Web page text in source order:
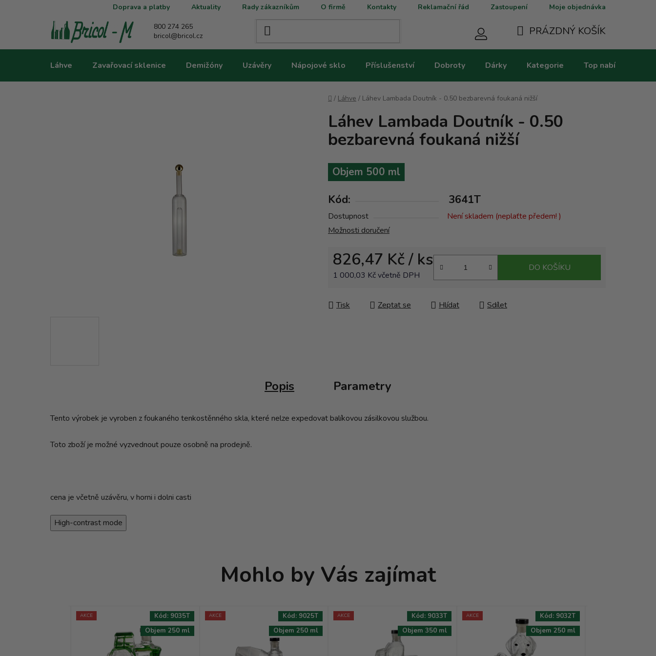
Doprava a platby Aktuality Rady zákazníkům O firmě Kontakty Reklamační řád Zastoupení Moje objednávka
800 274 265
bricol@bricol.cz
KOŠÍK
PRÁZDNÝ KOŠÍK
Láhve Zavařovací sklenice Demižóny Uzávěry Nápojové sklo Příslušenství Dobroty Dárky Kategorie Top nabídky
Domů
/ Láhve / Láhev Lambada Doutník - 0.50 bezbarevná foukaná nižší
Láhev Lambada Doutník - 0.50
bezbarevná foukaná nižší
Objem 500 ml
Kód: 3641T
Dostupnost
Není skladem (neplaťte předem! )
Možnosti doručení
826,47 Kč/ ks
1 000,03 Kč včetně DPH
DO KOŠÍKU
Tisk Zeptat se Hlídat Sdílet
Popis Parametry
Tento výrobek je vyroben z foukaného tenkostěnného skla, které nelze expedovat balíkovou zásilkovou službou.
Toto zboží je možné vyzvednout pouze osobně na prodejně.
cena je včetně uzávěru, v horni i dolni casti
High-contrast mode
Mohlo by Vás zajímat
AKCE
Objem 250 ml
Kód: 9035T AKCE
Objem 250 ml
Kód: 9025T AKCE
Objem 350 ml
Kód: 9033T AKCE
Objem 250 ml
Kód: 9032T